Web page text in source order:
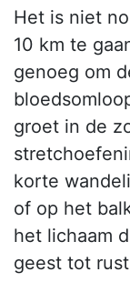
Het is niet
10 km te
genoeg om
groet in de
korte
of op het
het lichaam
geest tot